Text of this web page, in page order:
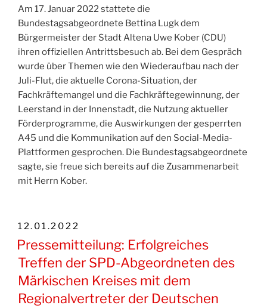
Am 17. Januar 2022 stattete die
Bundestagsabgeordnete Bettina Lugk dem
Bürgermeister der Stadt Altena Uwe Kober (CDU)
ihren offiziellen Antrittsbesuch ab. Bei dem Gespräch
wurde über Themen wie den Wiederaufbau nach der
Juli-Flut, die aktuelle Corona-Situation, der
Fachkräftemangel und die Fachkräftegewinnung, der
Leerstand in der Innenstadt, die Nutzung aktueller
Förderprogramme, die Auswirkungen der gesperrten
A45 und die Kommunikation auf den Social-Media-
Plattformen gesprochen. Die Bundestagsabgeordnete
sagte, sie freue sich bereits auf die Zusammenarbeit
mit Herrn Kober.
VERÖFFENTLICHT
AM
12.01.2022
Pressemitteilung: Erfolgreiches
Treffen der SPD-Abgeordneten des
Märkischen Kreises mit dem
Regionalvertreter der Deutschen